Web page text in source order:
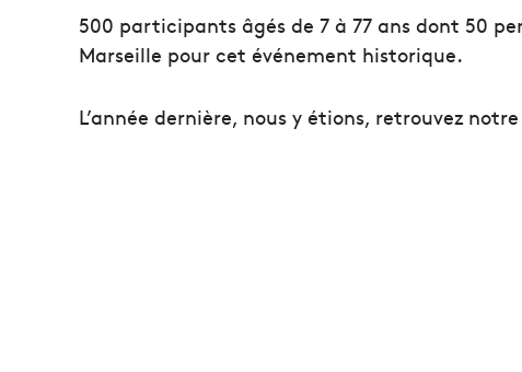
500 participants âgés de 7 à 77 ans dont 50
Marseille pour cet événement historique.
L’année dernière, nous y étions, retrouvez